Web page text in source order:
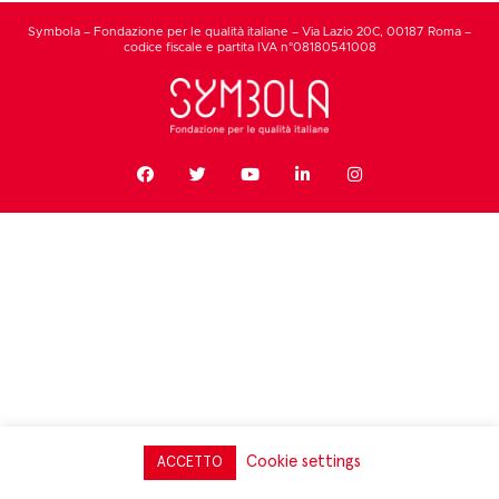
Symbola – Fondazione per le qualità italiane – Via Lazio 20C, 00187 Roma –
codice fiscale e partita IVA n°08180541008
ACCETTO Cookie settings